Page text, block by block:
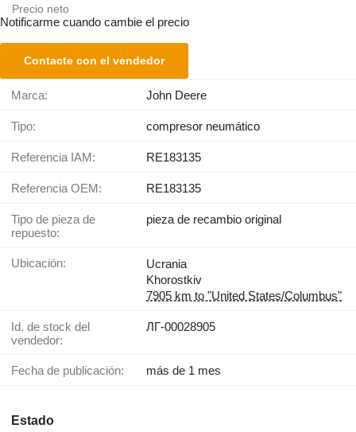
Precio neto
Notificarme cuando cambie el precio
Contacte con el vendedor
Marca: John Deere
Tipo: compresor neumático
Referencia IAM: RE183135
Referencia OEM: RE183135
Tipo de pieza de
repuesto:
pieza de recambio original
Ubicación:
Ucrania
Khorostkiv
7905 km to "United States/Columbus"
Id. de stock del
vendedor:
ЛГ-00028905
Fecha de publicación: más de 1 mes
Estado